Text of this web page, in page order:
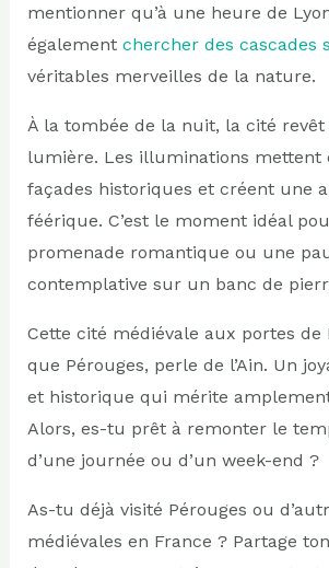
mentionner qu’à une heure de
également chercher des cascades
véritables merveilles de la nature.
À la tombée de la nuit, la cité revêt
lumière. Les illuminations mettent
façades historiques et créent une
féérique. C’est le moment idéal
promenade romantique ou une
contemplative sur un banc de
Cette cité médiévale aux portes de
que Pérouges, perle de l’Ain. Un
et historique qui mérite
Alors, es-tu prêt à remonter le
d’une journée ou d’un week-end ?
As-tu déjà visité Pérouges ou
médiévales en France ? Partage